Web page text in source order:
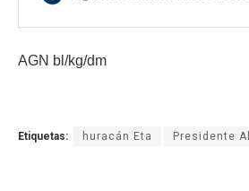
AGN bl/kg/dm
Etiquetas: huracán Eta Presidente